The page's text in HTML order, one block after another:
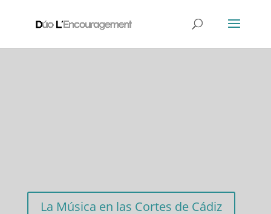
La Música en las Cortes de Cádiz